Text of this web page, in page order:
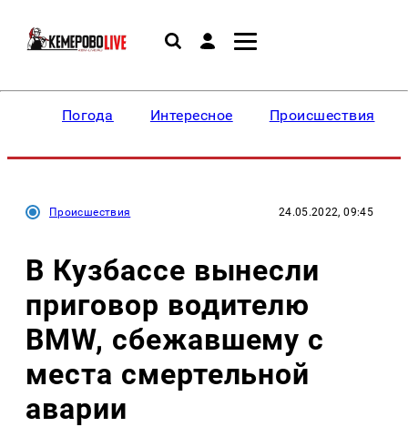
Погода Интересное Происшествия
Происшествия 24.05.2022, 09:45
В Кузбассе вынесли
приговор водителю
BMW, сбежавшему с
места смертельной
аварии